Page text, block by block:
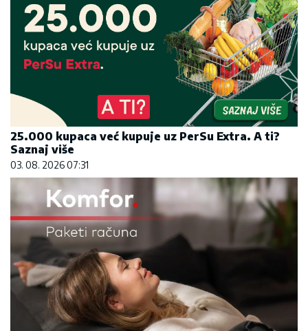
25.000 kupaca već kupuje uz PerSu Extra. A ti?
Saznaj više
03. 08. 2026 07:31